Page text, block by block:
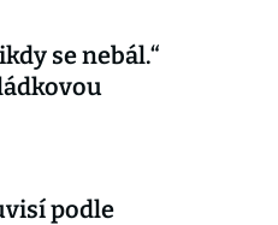
se nebál.“
podle